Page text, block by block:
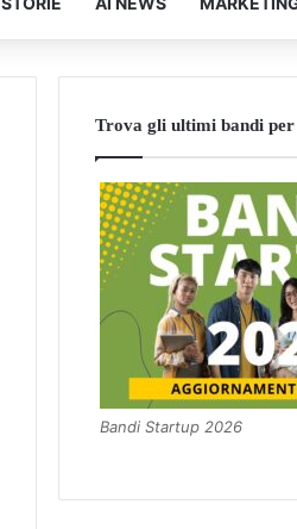
Trova gli ultimi bandi
Bandi Startup 2026